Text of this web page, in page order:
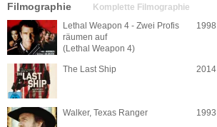
Filmographie Komplette Filmographie
Lethal Weapon 4 - Zwei Profis
räumen auf
(Lethal Weapon 4)
1998
The Last Ship 2014
Walker, Texas Ranger 1993